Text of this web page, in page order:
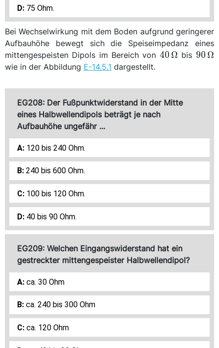
75 Ohm.
Bei Wechselwirkung mit dem Boden aufgrund geringerer
Aufbauhöhe bewegt sich die Speiseimpedanz eines
mittengespeisten Dipols im Bereich von \qty{40}
40 Ω bis 90 Ω
wie in der Abbildung E-14.5.1 dargestellt.
EG208: Der Fußpunktwiderstand in der Mitte
eines Halbwellendipols beträgt je nach
Aufbauhöhe ungefähr ...
120 bis 240 Ohm.
240 bis 600 Ohm.
100 bis 120 Ohm.
40 bis 90 Ohm.
EG209: Welchen Eingangswiderstand hat ein
gestreckter mittengespeister Halbwellendipol?
ca. 30 Ohm
ca. 240 bis 300 Ohm
ca. 120 Ohm